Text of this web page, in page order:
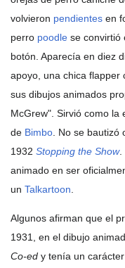
volvieron pendientes en
perro poodle se convirtió
botón. Aparecía en diez
apoyo, una chica flapper
sus dibujos animados
McGrew". Sirvió como la
de Bimbo . No se
1932 Stopping the Show.
animado en ser
un Talkartoon
Algunos afirman que el
1931, en el dibujo
Co-ed y tenía un